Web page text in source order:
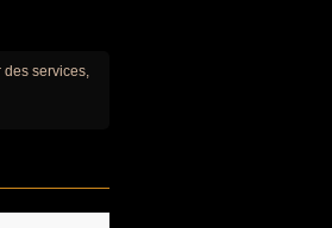
des services,